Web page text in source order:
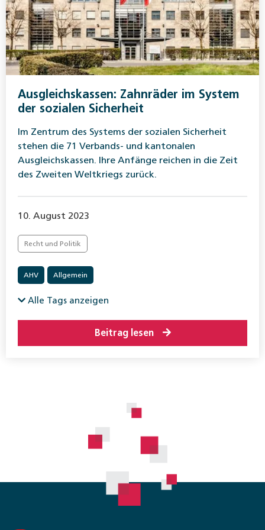
Ausgleichskassen: Zahnräder im System
der sozialen Sicherheit
Im Zentrum des Systems der sozialen Sicherheit
stehen die 71 Verbands- und kantonalen
Ausgleichskassen. Ihre Anfänge reichen in die Zeit
des Zweiten Weltkriegs zurück.
10. August 2023
Recht und Politik
AHV Allgemein
Alle Tags anzeigen
Beitrag lesen